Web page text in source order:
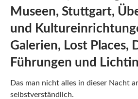
Museen, Stuttgart,
und
Galerien, Lost Places,
Führungen und
Das man nicht alles in dieser Nacht
selbstverständlich.